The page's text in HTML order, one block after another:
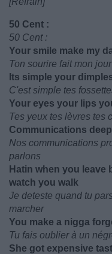
50 Cent :
50 Cent :
Your smile make my
Ton sourire fait mon jour
Its simple your
C'est simple tes
Your eyes your lips
Tes yeux tes lèvres tes
Communications
Nos communications
parlons
Hatin when you leave
watch you walk
Je deteste quand tu
marcher
You make a nigga
Tu fais oublier à un
She got expensive